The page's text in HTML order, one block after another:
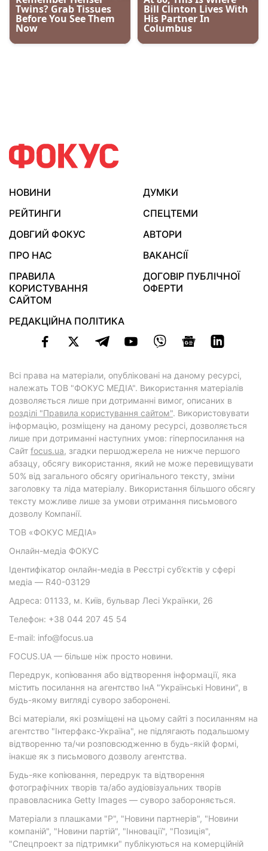
НОВИНИ
ДУМКИ
РЕЙТИНГИ
СПЕЦТЕМИ
ДОВГИЙ ФОКУС
АВТОРИ
ПРО НАС
ВАКАНСІЇ
ПРАВИЛА
КОРИСТУВАННЯ
САЙТОМ
ДОГОВІР ПУБЛІЧНОЇ
ОФЕРТИ
РЕДАКЦІЙНА ПОЛІТИКА
Всі права на матеріали, опубліковані на даному ресурсі,
належать ТОВ "ФОКУС МЕДІА". Використання матеріалів
дозволяється лише при дотриманні вимог, описаних в
розділі "Правила користування сайтом". Використовувати
інформацію, розміщену на даному ресурсі, дозволяється
лише при дотриманні наступних умов: гіперпосилання на
Cайт focus.ua, згадки першоджерела не нижче першого
абзацу, обсягу використання, який не може перевищувати
50% від загального обсягу оригінального тексту, зміни
заголовку та ліда матеріалу. Використання більшого обсягу
тексту можливе лише за умови отримання письмового
дозволу Компанії.
ТОВ «ФОКУС МЕДІА»
Онлайн-медіа ФОКУС
Ідентифікатор онлайн-медіа в Реєстрі суб’єктів у сфері
медіа — R40-03129
Адреса: 01133, м. Київ, бульвар Лесі Українки, 26
Телефон: +38 044 207 45 54
E-mail: info@focus.ua
FOCUS.UA — більше ніж просто новини.
Передрук, копіювання або відтворення інформації, яка
містить посилання на агентство ІнА "Українські Новини", в
будь-якому вигляді суворо заборонені.
Всі матеріали, які розміщені на цьому сайті з посиланням на
агентство "Інтерфакс-Україна", не підлягають подальшому
відтворенню та/чи розповсюдженню в будь-якій формі,
інакше як з письмового дозволу агентства.
Будь-яке копіювання, передрук та відтворення
фотографічних творів та/або аудіовізуальних творів
правовласника Getty Images — суворо забороняється.
Матеріали з плашками "Р", "Новини партнерів", "Новини
компаній", "Новини партій", "Інновації", "Позиція",
"Спецпроект за підтримки" публікуються на комерційній